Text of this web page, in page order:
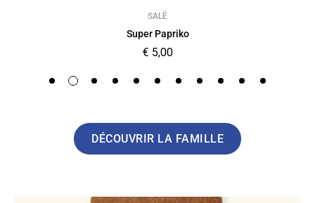
SALÉ
Super Papriko
€ 5,00
DÉCOUVRIR LA FAMILLE